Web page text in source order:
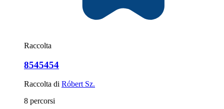
Raccolta
8545454
Raccolta di Róbert Sz.
8 percorsi